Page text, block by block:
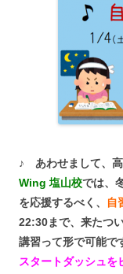
♪ あわせまして、高
Wing 塩山校では、
を応援するべく、
自
22:30まで、来たつ
講習って形で可能で
スタートダッシュを